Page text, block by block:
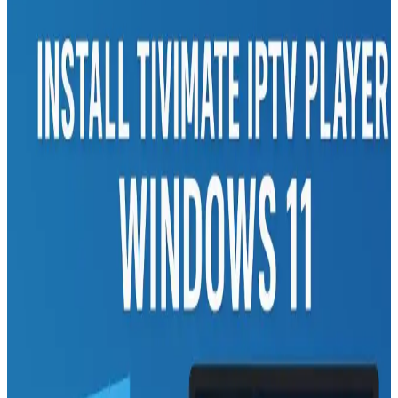
IPTV uygulamaları, mobil cihazlarda yüksek çözünürlükte canlı TV
izleme ve kişiselleştirme imkanı sunar. Güvenilir platformlar ve
VPN kullanımıyla güvenli ve kesintisiz televizyon keyfi elde edilir.
Ücretsiz IPTV Uygulamaları ve Güvenlik İpuçları:
Yasal ve Güvenli İzleme Rehberi
İnternet teknolojileriyle televizyon izleme alışkanlıklarımız değişiyor.
Ücretsiz IPTV uygulamalarını kullanırken güvenlik ve yasal risklere
dikkat etmek önemli, güvenilir içerik ve cihaz korumasıyla keyifli
Bilgisayarlar İçin IPTV Uygulamaları ve Güncel
Teknolojik Gelişmeler Hakkında Kapsamlı Rehber
İnternet üzerinden televizyon izleme alışkanlığı artarken, uygun
Gelişen Teknolojide VDSL Modemlerin ve GMX E-